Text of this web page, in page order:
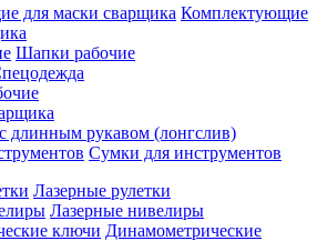
Комплектующие
Шапки рабочие
длинным рукавом (лонгслив)
Сумки для инструментов
Лазерные рулетки
Лазерные нивелиры
Динамометрические